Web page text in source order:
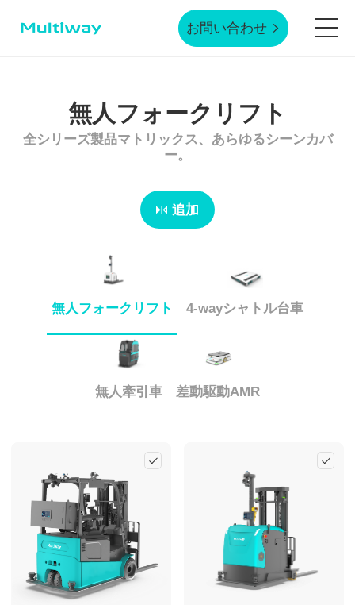
お問い合わせ
製品技術
サービスサポート
Multiway について
無人フォークリフト
全シリーズ製品マトリックス、あらゆるシーンカバ
ー。
追加
無人フォークリフト 4-wayシャトル台車
無人牽引車 差動駆動AMR